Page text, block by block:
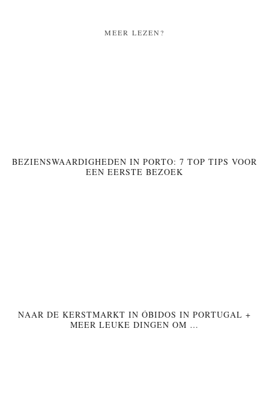
MEER LEZEN?
BEZIENSWAARDIGHEDEN IN PORTO: 7 TOP TIPS VOOR
EEN EERSTE BEZOEK
NAAR DE KERSTMARKT IN ÓBIDOS IN PORTUGAL +
MEER LEUKE DINGEN OM …